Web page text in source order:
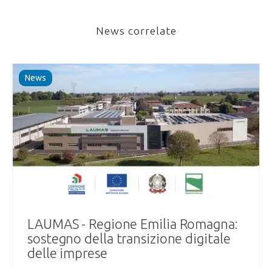
News correlate
News
LAUMAS - Regione Emilia Romagna:
sostegno della transizione digitale
delle imprese